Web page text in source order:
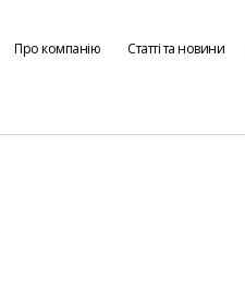
Про компанію Статті та новини